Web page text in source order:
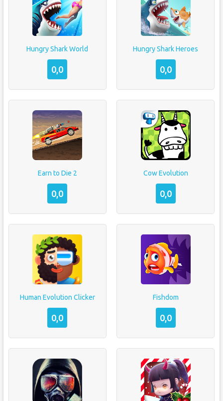
Hungry Shark World
0,0
Hungry Shark Heroes
0,0
Earn to Die 2
0,0
Cow Evolution
0,0
Human Evolution Clicker
0,0
Fishdom
0,0